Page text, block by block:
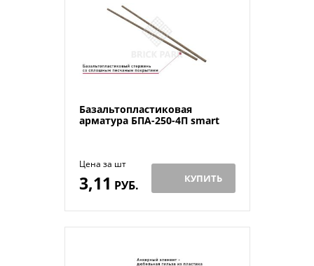
Базальтопластиковая
арматура БПА-250-4П smart
Цена за шт
3,11 РУБ. КУПИТЬ